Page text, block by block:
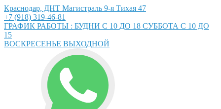
Краснодар, ДНТ Магистраль 9-я Тихая 47
+7 (918) 319-46-81
ГРАФИК РАБОТЫ : БУДНИ С 10 ДО 18 СУББОТА С 10 ДО
15
ВОСКРЕСЕНЬЕ ВЫХОДНОЙ